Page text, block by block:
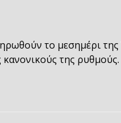
το μεσημέρι της
της ρυθμούς.